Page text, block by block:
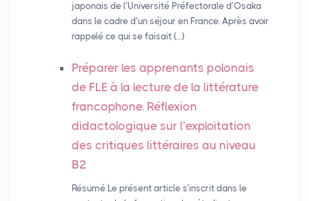
japonais de l’Université Préfectorale d’Osaka
dans le cadre d’un séjour en France. Après avoir
rappelé ce qui se faisait (…)
Préparer les apprenants polonais
de FLE à la lecture de la littérature
francophone. Réflexion
didactologique sur l’exploitation
des critiques littéraires au niveau
B2
Résumé Le présent article s’inscrit dans le